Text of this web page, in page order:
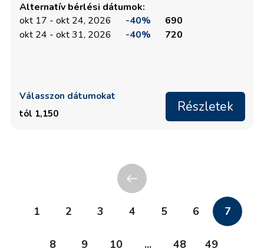
Alternatív bérlési dátumok:
okt 17 - okt 24, 2026
-40%
690
okt 24 - okt 31, 2026
-40% 720
Válasszon dátumokat
tól 1,150
Részletek
1 2 3 4 5 6 7
8 9 10 ... 48 49